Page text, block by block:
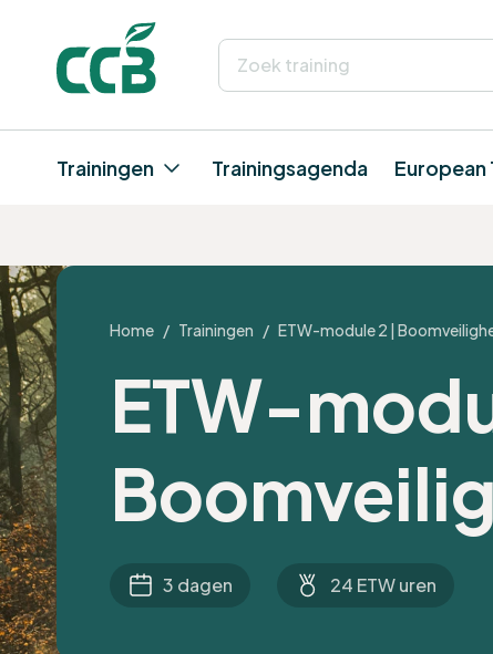
Trainingen Trainingsagenda European
Home / Trainingen / ETW-module 2 |
ETW-
3 dagen 24 ETW uren